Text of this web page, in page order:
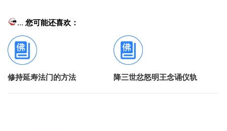
... 您可能还喜欢：
修持延寿法门的方法 降三世忿怒明王念诵仪轨